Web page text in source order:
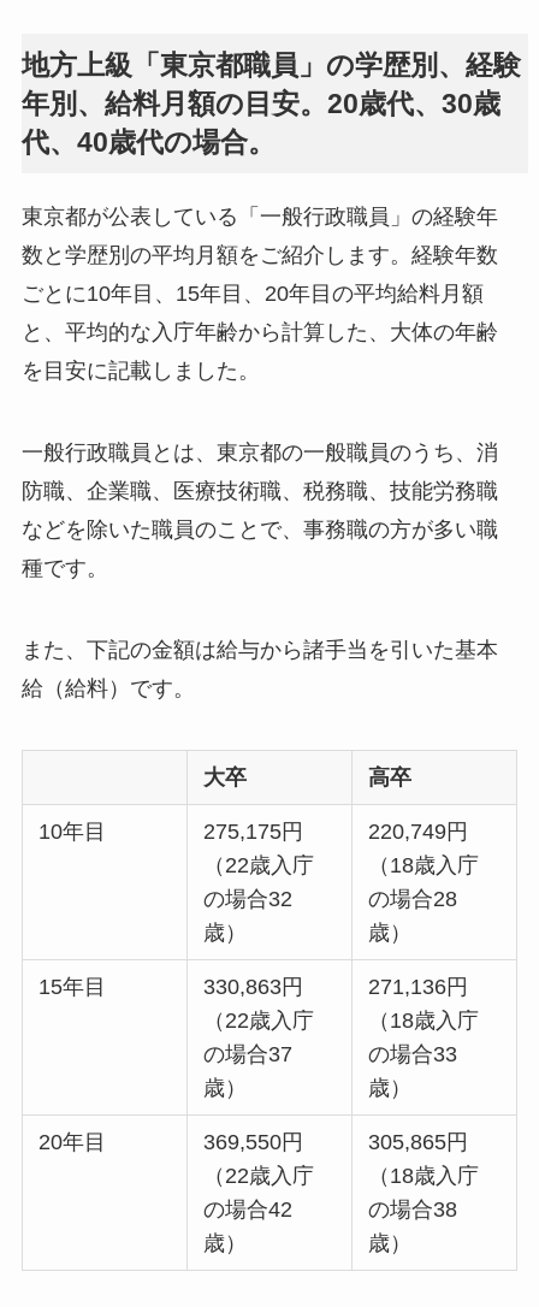
地方上級「東京都職員」の学歴別、経験
年別、給料月額の目安。20歳代、30歳
代、40歳代の場合。
東京都が公表している「一般行政職員」の経験年
数と学歴別の平均月額をご紹介します。経験年数
ごとに10年目、15年目、20年目の平均給料月額
と、平均的な入庁年齢から計算した、大体の年齢
を目安に記載しました。
一般行政職員とは、東京都の一般職員のうち、消
防職、企業職、医療技術職、税務職、技能労務職
などを除いた職員のことで、事務職の方が多い職
種です。
また、下記の金額は給与から諸手当を引いた基本
給（給料）です。
大卒 高卒
10年目
275,175円
（22歳入庁
の場合32
歳）
220,749円
（18歳入庁
の場合28
歳）
15年目
330,863円
（22歳入庁
の場合37
歳）
271,136円
（18歳入庁
の場合33
歳）
20年目
369,550円
（22歳入庁
の場合42
歳）
305,865円
（18歳入庁
の場合38
歳）